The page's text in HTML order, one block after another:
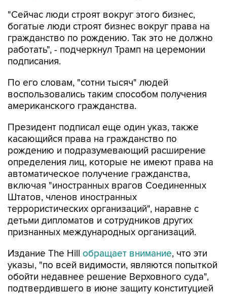
"Сейчас люди строят вокруг этого бизнес,
богатые люди строят бизнес вокруг права на
гражданство по рождению. Так это не должно
работать", - подчеркнул Трамп на церемонии
подписания.
По его словам, "сотни тысяч" людей
воспользовались таким способом получения
американского гражданства.
Президент подписал еще один указ, также
касающийся права на гражданство по
рождению и подразумевающий расширение
определения лиц, которые не имеют права на
автоматическое получение гражданства,
включая "иностранных врагов Соединенных
Штатов, членов иностранных
террористических организаций", наравне с
детьми дипломатов и сотрудников других
признанных международных организаций.
Издание The Hill обращает внимание, что эти
указы, "по всей видимости, являются попыткой
обойти недавнее решение Верховного суда",
подтвердившего в июне защиту конституцией